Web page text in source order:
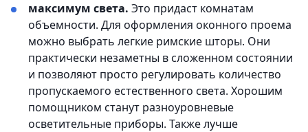
максимум света. Это придаст комнатам
объемности. Для оформления оконного проема
можно выбрать легкие римские шторы. Они
практически незаметны в сложенном состоянии
и позволяют просто регулировать количество
пропускаемого естественного света. Хорошим
помощником станут разноуровневые
осветительные приборы. Также лучше